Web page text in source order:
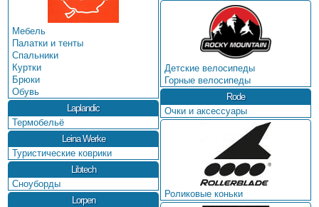
Мебель
Палатки и тенты
Спальники
Куртки
Брюки
Обувь
Laplandic
Термобельё
Leina Werke
Туристические коврики
Libtech
Сноуборды
Lorpen
Детские велосипеды
Горные велосипеды
Rode
Очки и аксессуары
Роликовые коньки